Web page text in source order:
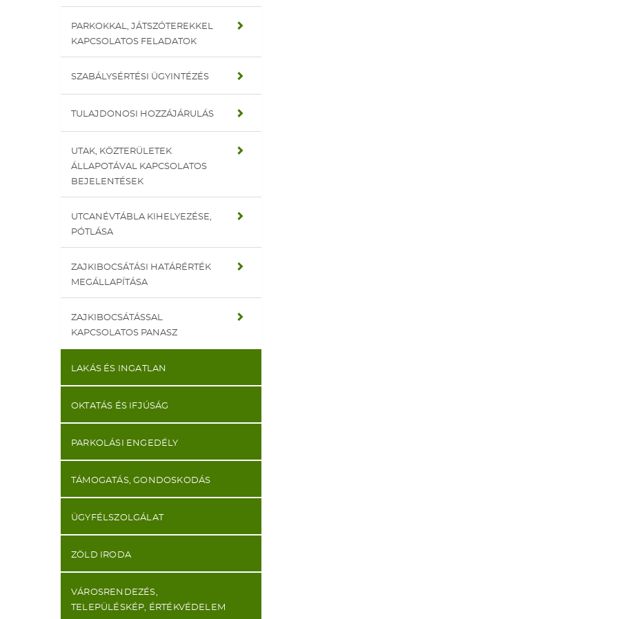
PARKOKKAL, JÁTSZÓTEREKKEL
KAPCSOLATOS FELADATOK
SZABÁLYSÉRTÉSI ÜGYINTÉZÉS
TULAJDONOSI HOZZÁJÁRULÁS
UTAK, KÖZTERÜLETEK
ÁLLAPOTÁVAL KAPCSOLATOS
BEJELENTÉSEK
UTCANÉVTÁBLA KIHELYEZÉSE,
PÓTLÁSA
ZAJKIBOCSÁTÁSI HATÁRÉRTÉK
MEGÁLLAPÍTÁSA
ZAJKIBOCSÁTÁSSAL
KAPCSOLATOS PANASZ
LAKÁS ÉS INGATLAN
OKTATÁS ÉS IFJÚSÁG
PARKOLÁSI ENGEDÉLY
TÁMOGATÁS, GONDOSKODÁS
ÜGYFÉLSZOLGÁLAT
ZÖLD IRODA
VÁROSRENDEZÉS,
TELEPÜLÉSKÉP, ÉRTÉKVÉDELEM